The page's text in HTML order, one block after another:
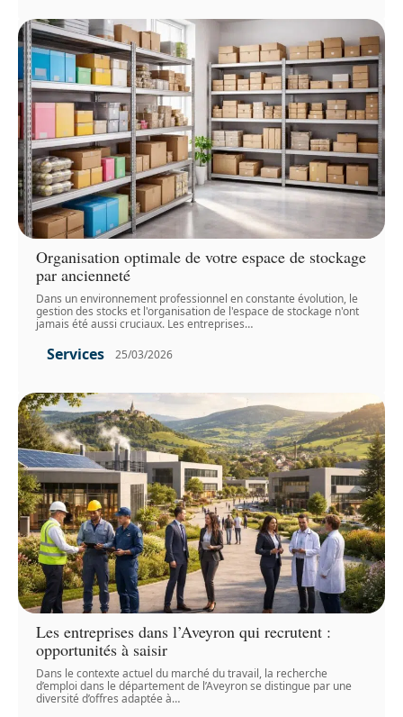
Organisation optimale de votre espace de stockage
par ancienneté
Dans un environnement professionnel en constante évolution, le
gestion des stocks et l'organisation de l'espace de stockage n'ont
jamais été aussi cruciaux. Les entreprises…
Services 25/03/2026
Les entreprises dans l’Aveyron qui recrutent :
opportunités à saisir
Dans le contexte actuel du marché du travail, la recherche
d’emploi dans le département de l’Aveyron se distingue par une
diversité d’offres adaptée à…